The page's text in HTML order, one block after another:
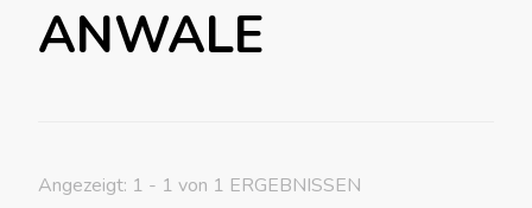
ANWALE
Angezeigt: 1 - 1 von 1 ERGEBNISSEN